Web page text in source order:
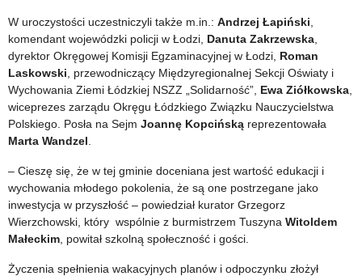
W uroczystości uczestniczyli także m.in.: Andrzej Łapiński
komendant wojewódzki policji w Łodzi, Danuta Zakrzewska
dyrektor Okręgowej Komisji Egzaminacyjnej w Łodzi, Roman
Laskowski , przewodniczący Międzyregionalnej Sekcji Oświaty i
Wychowania Ziemi Łódzkiej NSZZ „Solidarność”, Ewa Ziółkowska
wiceprezes zarządu Okręgu Łódzkiego Związku Nauczycielstwa
Polskiego. Posła na Sejm Joannę Kopcińską reprezentowała
Marta Wandzel
– Cieszę się, że w tej gminie doceniana jest wartość edukacji i
wychowania młodego pokolenia, że są one postrzegane jako
inwestycja w przyszłość – powiedział kurator Grzegorz
Wierzchowski, który wspólnie z burmistrzem Tuszyna Witoldem
Małeckim , powitał szkolną społeczność i gości.
Życzenia spełnienia wakacyjnych planów i odpoczynku złożył
konkursie
MEN